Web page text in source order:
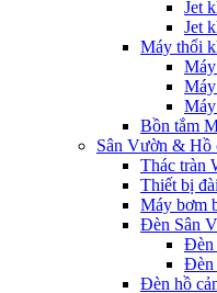
Jet
Jet
Máy thổi
Bồn tắm
Sân Vườn & Hồ
Thác tràn
Thiết bị
Máy bơm
Đèn Sân
Đèn
Đèn
Đèn hồ